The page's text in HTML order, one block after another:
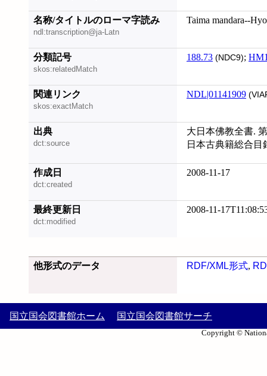
名称/タイトルのローマ字読み
ndl:transcription@ja-Latn
Taima mandara--
分類記号
skos:relatedMatch
188.73 (NDC9);
関連リンク
skos:exactMatch
NDL|01141909
出典
dct:source
大日本佛教全書.
日本古典籍総合目
作成日
dct:created
2008-11-17
最終更新日
dct:modified
2008-11-
他形式のデータ RDF/XML形式,
国立国会図書館ホーム 国立国会図書館サーチ
Copyright ©